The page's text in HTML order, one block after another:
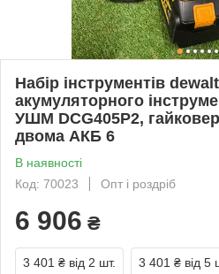
Набір інструментів
акумуляторного
УШМ DCG405P2,
двома АКБ 6
В наявності
Код: 70023
Опт і роздріб
6 906 ₴
3 401 ₴ від 2 шт. 3 401 ₴ від 5